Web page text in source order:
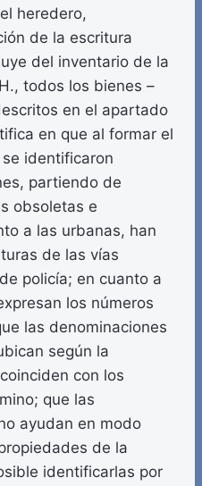
heredero,
de la escritura
del inventario de la
todos los bienes –
en el apartado
en que al formar el
identificaron
partiendo de
obsoletas e
a las urbanas, han
de las vías
policía; en cuanto a
los números
las denominaciones
según la
con los
que las
ayudan en modo
de la
identificarlas por